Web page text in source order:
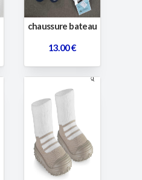
chaussure bateau
13.00 €